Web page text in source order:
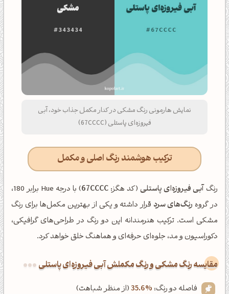
نمایش هارمونی رنگ مشکی در کنار مکمل جذاب خود، آبی
فیروزه‌ای پاستلی (67CCCC)
ترکیب هوشمند رنگ اصلی و مکمل
رنگآبی فیروزه‌ای پاستلی (کد هگز: 67CCCC
) با درجه Hue برابر 180،
در گروه رنگ‌های سرد قرار داشته و یکی از بهترین مکمل‌ها برای رنگ
مشکی است. ترکیب هنرمندانه این دو رنگ در طراحی‌های گرافیکی،
دکوراسیون و مد، جلوه‌ای حرفه‌ای و هماهنگ خلق خواهد کرد.
‌مقایسه رنگ مشکی و رنگ مکملش آبی فیروزه‌ای پاستلی
فاصله دو رنگ: 35.6%(از منظر شباهت)